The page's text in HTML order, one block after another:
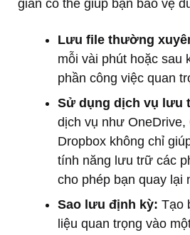
giản có thể giúp bạn bảo vệ
Lưu file thường
mỗi vài phút hoặc sau
phần công việc quan
Sử dụng dịch vụ lưu
dịch vụ như OneDrive,
Dropbox không chỉ
tính năng lưu trữ các
cho phép bạn quay lại
Sao lưu định kỳ: Tạo
liệu quan trọng vào